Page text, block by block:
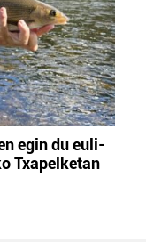
egin du euli-
Txapelketan